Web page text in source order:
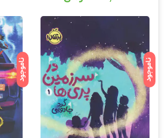
ناموجود ناموجود